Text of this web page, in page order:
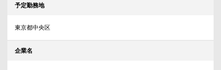
予定勤務地
東京都中央区
企業名